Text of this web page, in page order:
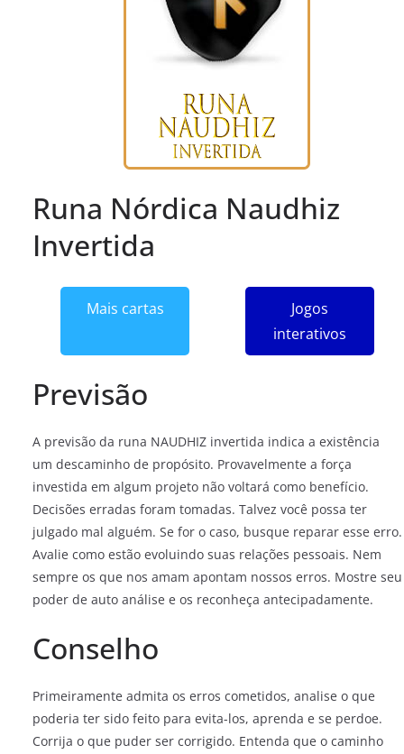
Runa Nórdica Naudhiz
Invertida
Mais cartas
Jogos
interativos
Previsão
A previsão da runa NAUDHIZ invertida indica a existência
um descaminho de propósito. Provavelmente a força
investida em algum projeto não voltará como benefício.
Decisões erradas foram tomadas. Talvez você possa ter
julgado mal alguém. Se for o caso, busque reparar esse erro.
Avalie como estão evoluindo suas relações pessoais. Nem
sempre os que nos amam apontam nossos erros. Mostre seu
poder de auto análise e os reconheça antecipadamente.
Conselho
Primeiramente admita os erros cometidos, analise o que
poderia ter sido feito para evita-los, aprenda e se perdoe.
Corrija o que puder ser corrigido. Entenda que o caminho